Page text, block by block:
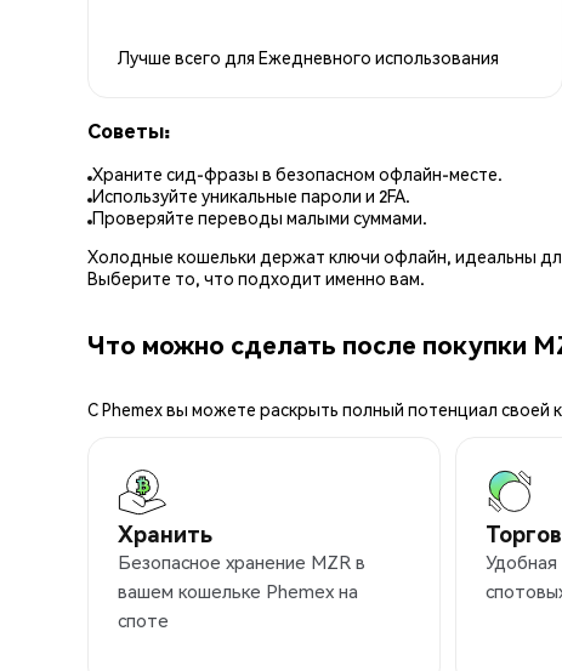
Лучше всего для Ежедневного использования
Советы:
Храните сид-фразы в безопасном офлайн-месте.
Используйте уникальные пароли и 2FA.
Проверяйте переводы малыми суммами.
Холодные кошельки держат ключи офлайн, идеальны
Выберите то, что подходит именно вам.
Что можно сделать после покупки
С Phemex вы можете раскрыть полный потенциал своей
Хранить
Безопасное хранение MZR в
вашем кошельке Phemex на
споте
Удобная